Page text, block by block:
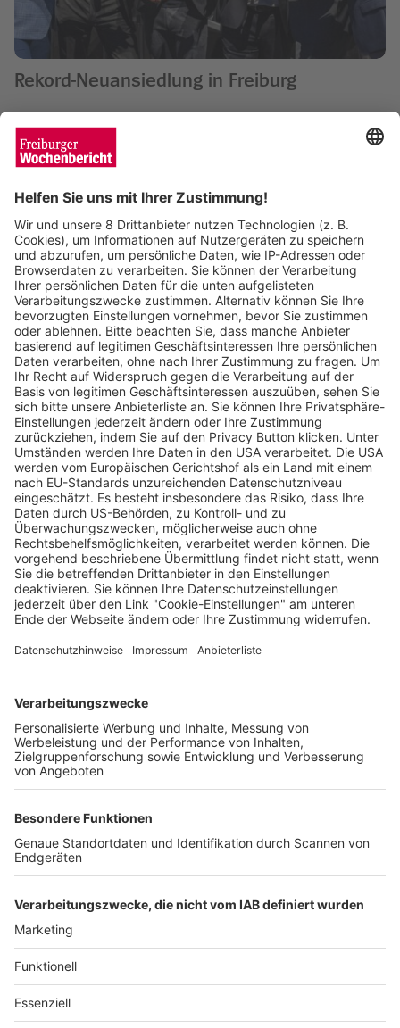
Rekord-Neuansiedlung in Freiburg
Die neue Kinder- und Jugendklinik in
Freiburg ist so gut wie fertig
Matthias Joers 06.08.2024
Freiburger Wochenbericht
Der Wochenbericht
wurde zum 31. Juli 2026
eingestellt.
News
Lokales
Sport